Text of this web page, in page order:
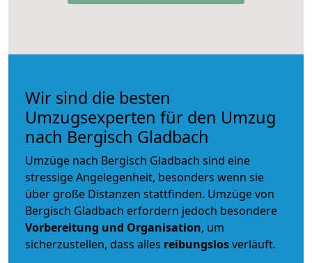
Wir sind die besten
Umzugsexperten für den Umzug
nach Bergisch Gladbach
Umzüge nach Bergisch Gladbach sind eine
stressige Angelegenheit, besonders wenn sie
über große Distanzen stattfinden. Umzüge von
Bergisch Gladbach erfordern jedoch besondere
Vorbereitung und Organisation, um
sicherzustellen, dass alles reibungslosverläuft.